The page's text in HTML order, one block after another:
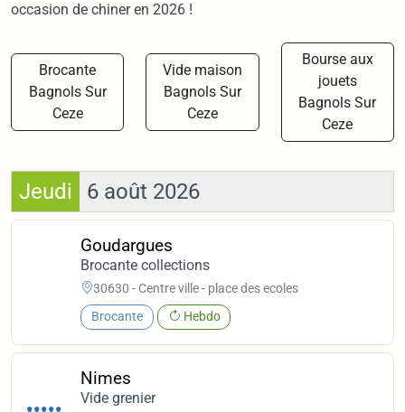
occasion de chiner en 2026 !
Brocante
Bagnols Sur
Ceze
Vide maison
Bagnols Sur
Ceze
Bourse aux
jouets
Bagnols Sur
Ceze
Jeudi 6 août 2026
Goudargues
Brocante collections
30630 - Centre ville - place des ecoles
Brocante Hebdo
Nimes
Vide grenier